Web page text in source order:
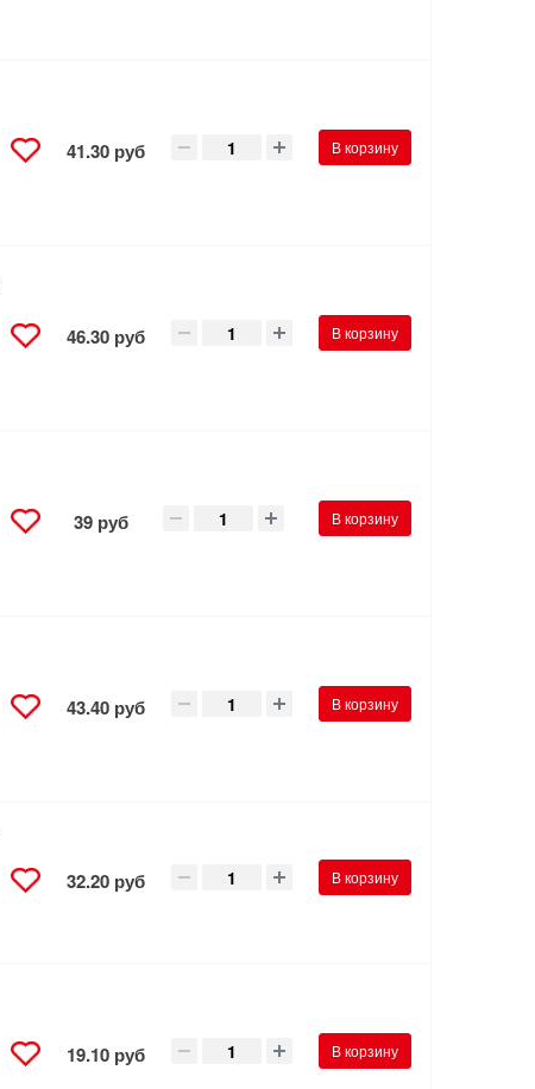
41.30 руб В корзину
46.30 руб В корзину
39 руб В корзину
43.40 руб В корзину
32.20 руб В корзину
19.10 руб В корзину